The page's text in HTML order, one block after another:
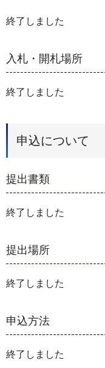
終了しました
入札・開札場所
終了しました
申込について
提出書類
終了しました
提出場所
終了しました
申込方法
終了しました